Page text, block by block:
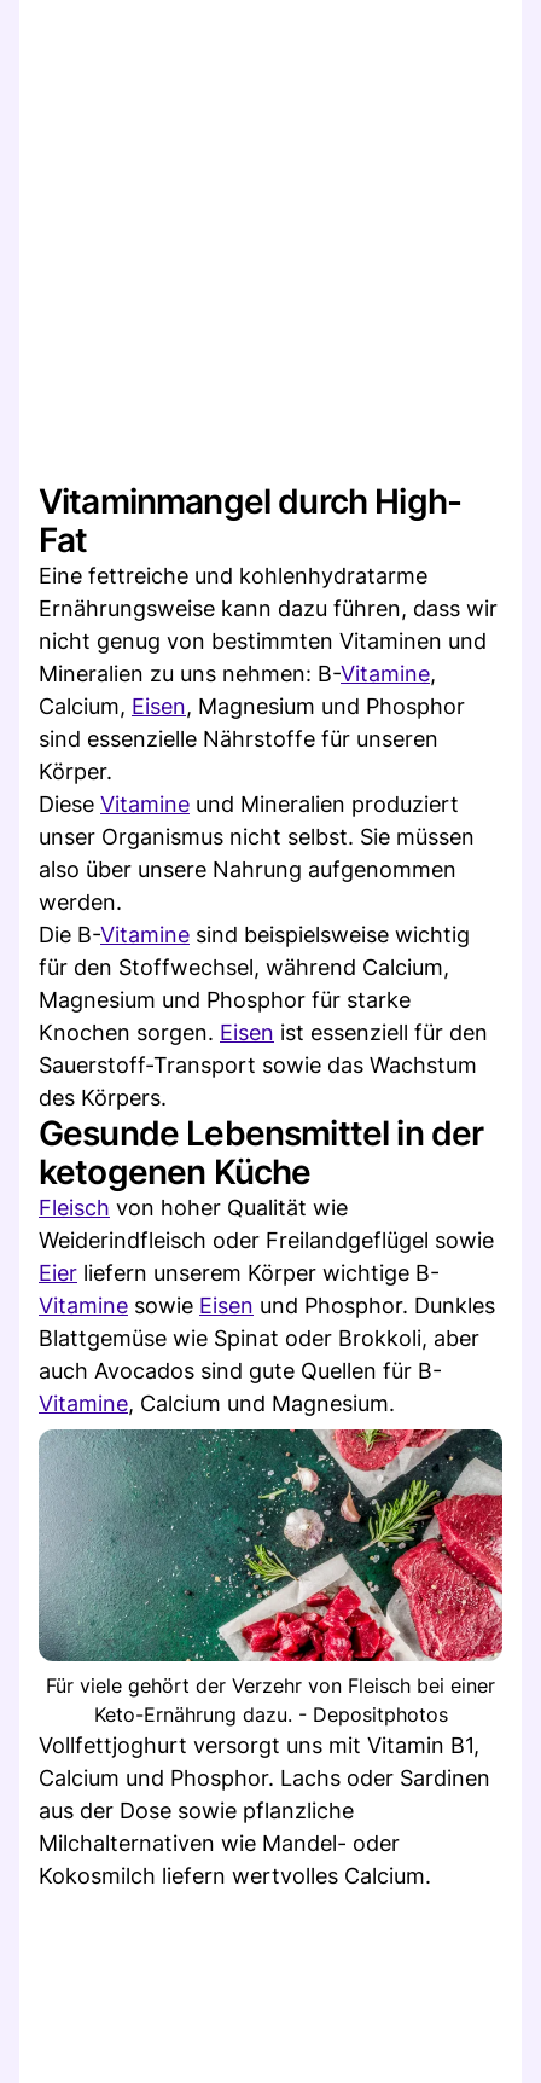
Vitaminmangel durch High-
Fat
Eine fettreiche und kohlenhydratarme
Ernährungsweise kann dazu führen, dass wir
nicht genug von bestimmten Vitaminen und
Mineralien zu uns nehmen: B-Vitamine,
Calcium, Eisen, Magnesium und Phosphor
sind essenzielle Nährstoffe für unseren
Körper.
Diese Vitamine und Mineralien produziert
unser Organismus nicht selbst. Sie müssen
also über unsere Nahrung aufgenommen
werden.
Die B-Vitamine sind beispielsweise wichtig
für den Stoffwechsel, während Calcium,
Magnesium und Phosphor für starke
Knochen sorgen. Eisen ist essenziell für den
Sauerstoff-Transport sowie das Wachstum
des Körpers.
Gesunde Lebensmittel in der
ketogenen Küche
Fleisch von hoher Qualität wie
Weiderindfleisch oder Freilandgeflügel sowie
Eier liefern unserem Körper wichtige B-
Vitamine sowie Eisen und Phosphor. Dunkles
Blattgemüse wie Spinat oder Brokkoli, aber
auch Avocados sind gute Quellen für B-
Vitamine, Calcium und Magnesium.
Für viele gehört der Verzehr von Fleisch bei einer
Keto-Ernährung dazu. - Depositphotos
Vollfettjoghurt versorgt uns mit Vitamin B1,
Calcium und Phosphor. Lachs oder Sardinen
aus der Dose sowie pflanzliche
Milchalternativen wie Mandel- oder
Kokosmilch liefern wertvolles Calcium.